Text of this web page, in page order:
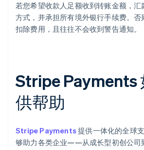
若您希望收款人足额收到转账金额，汇
方式，并承担所有境外银行手续费。否
扣除费用，且往往不会收到警告通知。
Stripe Payments
供帮助
Stripe Payments提供一体化的全球
够助力各类企业——从成长型初创公